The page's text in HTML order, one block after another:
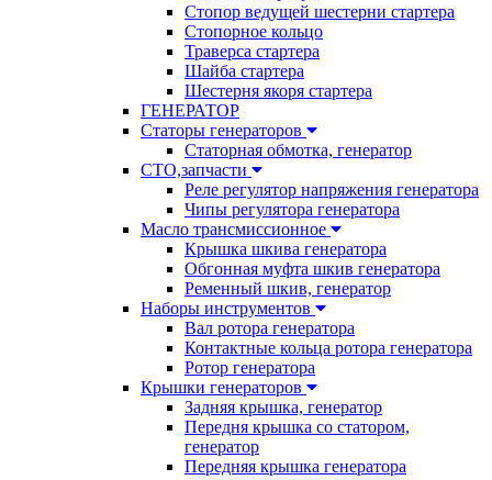
Стопор ведущей шестерни стартера
Стопорное кольцо
Траверса стартера
Шайба стартера
Шестерня якоря стартера
ГЕНЕРАТОР
Статоры генераторов
Статорная обмотка, генератор
СТО,запчасти
Реле регулятор напряжения генератора
Чипы регулятора генератора
Масло трансмиссионное
Крышка шкива генератора
Обгонная муфта шкив генератора
Ременный шкив, генератор
Наборы инструментов
Вал ротора генератора
Контактные кольца ротора генератора
Ротор генератора
Крышки генераторов
Задняя крышка, генератор
Передня крышка со статором,
генератор
Передняя крышка генератора